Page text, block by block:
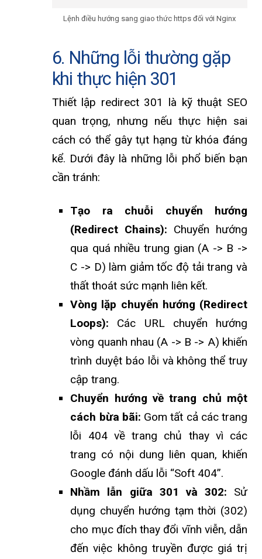
Lệnh điều hướng sang giao thức https đối với Nginx
6. Những lỗi thường gặp
khi thực hiện 301
Thiết lập redirect 301 là kỹ thuật SEO
quan trọng, nhưng nếu thực hiện sai
cách có thể gây tụt hạng từ khóa đáng
kể. Dưới đây là những lỗi phổ biến bạn
cần tránh:
Tạo ra chuỗi chuyển hướng
(Redirect Chains): Chuyển hướng
qua quá nhiều trung gian (A -> B ->
C -> D) làm giảm tốc độ tải trang và
thất thoát sức mạnh liên kết.
Vòng lặp chuyển hướng (Redirect
Loops): Các URL chuyển hướng
vòng quanh nhau (A -> B -> A) khiến
trình duyệt báo lỗi và không thể truy
cập trang.
Chuyển hướng về trang chủ một
cách bừa bãi: Gom tất cả các trang
lỗi 404 về trang chủ thay vì các
trang có nội dung liên quan, khiến
Google đánh dấu lỗi “Soft 404”.
Nhầm lẫn giữa 301 và 302: Sử
dụng chuyển hướng tạm thời (302)
cho mục đích thay đổi vĩnh viễn, dẫn
đến việc không truyền được giá trị